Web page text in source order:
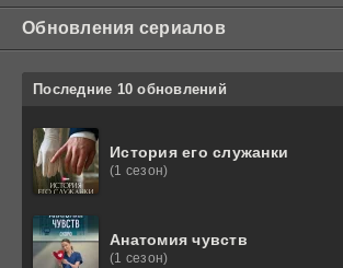
Обновления сериалов
Последние 10 обновлений
История его служанки
(1 сезон)
Анатомия чувств
(1 сезон)